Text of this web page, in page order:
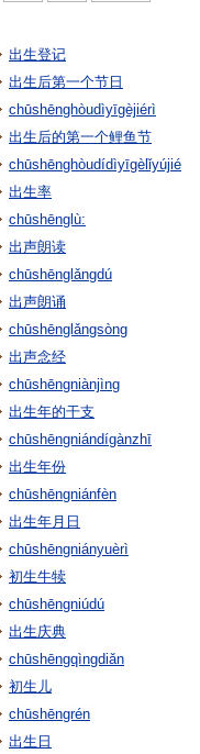
出生登记
出生后第一个节日
chūshēnghòudìyīgèjiérì
出生后的第一个鲤鱼节
chūshēnghòudídìyīgèlǐyújié
出生率
chūshēnglù:
出声朗读
chūshēnglǎngdú
出声朗诵
chūshēnglǎngsòng
出声念经
chūshēngniànjìng
出生年的干支
chūshēngniándígànzhī
出生年份
chūshēngniánfèn
出生年月日
chūshēngniányuèrì
初生牛犊
chūshēngniúdú
出生庆典
chūshēngqìngdiǎn
初生儿
chūshēngrén
出生日